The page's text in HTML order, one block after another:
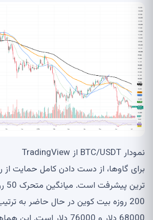
نمودار BTC/USDT از TradingView
برای گاوها، از دست دادن کامل حمایت از